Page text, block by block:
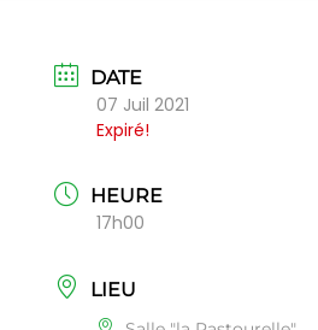
DATE
07 Juil 2021
Expiré!
HEURE
17h00
LIEU